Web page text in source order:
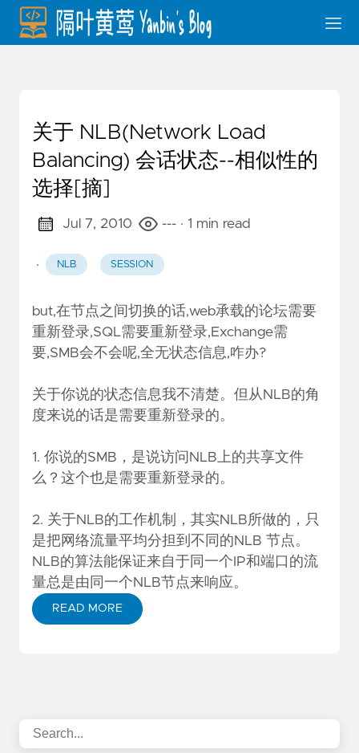
关于 NLB(Network Load
Balancing) 会话状态--相似性的
选择[摘]
Jul 7, 2010 --- · 1 min read
· NLB SESSION
but,在节点之间切换的话,web承载的论坛需要
重新登录,SQL需要重新登录,Exchange需
要,SMB会不会呢,全无状态信息,咋办?
关于你说的状态信息我不清楚。但从NLB的角
度来说的话是需要重新登录的。
1. 你说的SMB，是说访问NLB上的共享文件
么？这个也是需要重新登录的。
2. 关于NLB的工作机制，其实NLB所做的，只
是把网络流量平均分担到不同的NLB 节点。
NLB的算法能保证来自于同一个IP和端口的流
量总是由同一个NLB节点来响应。
READ MORE